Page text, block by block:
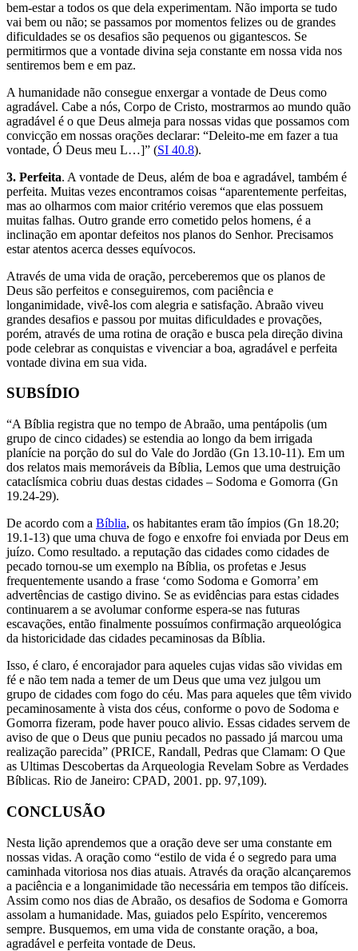
bem-estar a todos os que dela experimentam. Não importa se tudo
vai bem ou não; se passamos por momentos felizes ou de grandes
dificuldades se os desafios são pequenos ou gigantescos. Se
permitirmos que a vontade divina seja constante em nossa vida nos
sentiremos bem e em paz.
A humanidade não consegue enxergar a vontade de Deus como
agradável. Cabe a nós, Corpo de Cristo, mostrarmos ao mundo quão
agradável é o que Deus almeja para nossas vidas que possamos com
convicção em nossas orações declarar: “Deleito-me em fazer a tua
vontade, Ó Deus meu L…]” (SI 40.8).
3. Perfeita. A vontade de Deus, além de boa e agradável, também é
perfeita. Muitas vezes encontramos coisas “aparentemente perfeitas,
mas ao olharmos com maior critério veremos que elas possuem
muitas falhas. Outro grande erro cometido pelos homens, é a
inclinação em apontar defeitos nos planos do Senhor. Precisamos
estar atentos acerca desses equívocos.
Através de uma vida de oração, perceberemos que os planos de
Deus são perfeitos e conseguiremos, com paciência e
longanimidade, vivê-los com alegria e satisfação. Abraão viveu
grandes desafios e passou por muitas dificuldades e provações,
porém, através de uma rotina de oração e busca pela direção divina
pode celebrar as conquistas e vivenciar a boa, agradável e perfeita
vontade divina em sua vida.
SUBSÍDIO
“A Bíblia registra que no tempo de Abraão, uma pentápolis (um
grupo de cinco cidades) se estendia ao longo da bem irrigada
planície na porção do sul do Vale do Jordão (Gn 13.10-11). Em um
dos relatos mais memoráveis da Bíblia, Lemos que uma destruição
cataclísmica cobriu duas destas cidades – Sodoma e Gomorra (Gn
19.24-29).
De acordo com a Bíblia, os habitantes eram tão ímpios (Gn 18.20;
19.1-13) que uma chuva de fogo e enxofre foi enviada por Deus em
juízo. Como resultado. a reputação das cidades como cidades de
pecado tornou-se um exemplo na Bíblia, os profetas e Jesus
frequentemente usando a frase ‘como Sodoma e Gomorra’ em
advertências de castigo divino. Se as evidências para estas cidades
continuarem a se avolumar conforme espera-se nas futuras
escavações, então finalmente possuímos confirmação arqueológica
da historicidade das cidades pecaminosas da Bíblia.
Isso, é claro, é encorajador para aqueles cujas vidas são vividas em
fé e não tem nada a temer de um Deus que uma vez julgou um
grupo de cidades com fogo do céu. Mas para aqueles que têm vivido
pecaminosamente à vista dos céus, conforme o povo de Sodoma e
Gomorra fizeram, pode haver pouco alivio. Essas cidades servem de
aviso de que o Deus que puniu pecados no passado já marcou uma
realização parecida” (PRICE, Randall, Pedras que Clamam: O Que
as Ultimas Descobertas da Arqueologia Revelam Sobre as Verdades
Bíblicas. Rio de Janeiro: CPAD, 2001. pp. 97,109).
CONCLUSÃO
Nesta lição aprendemos que a oração deve ser uma constante em
nossas vidas. A oração como “estilo de vida é o segredo para uma
caminhada vitoriosa nos dias atuais. Através da oração alcançaremos
a paciência e a longanimidade tão necessária em tempos tão difíceis.
Assim como nos dias de Abraão, os desafios de Sodoma e Gomorra
assolam a humanidade. Mas, guiados pelo Espírito, venceremos
sempre. Busquemos, em uma vida de constante oração, a boa,
agradável e perfeita vontade de Deus.